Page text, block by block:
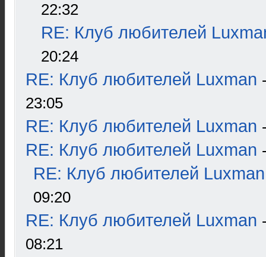
22:32
RE: Клуб любителей
20:24
RE: Клуб любителей Luxman
23:05
RE: Клуб любителей Luxman
RE: Клуб любителей Luxman
RE: Клуб любителей Luxman
09:20
RE: Клуб любителей Luxman
08:21